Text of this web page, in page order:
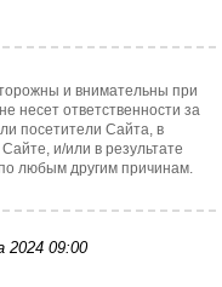
и внимательны при
несет ответственности за
посетители Сайта, в
и/или в результате
любым другим причинам.
2024 09:00